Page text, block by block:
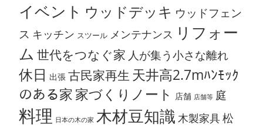
イベント ウッドデッキ ウッドフェン
ス キッチン スツール メンテナンス リフォー
ム 世代をつなぐ家 人が集う小さな離れ
休日 出張 古民家再生 天井高2.7mﾊﾝﾓｯｸ
のある家 家づくりノート 店舗 店舗等 庭
料理 日本の木の家 木材豆知識 木製家具松